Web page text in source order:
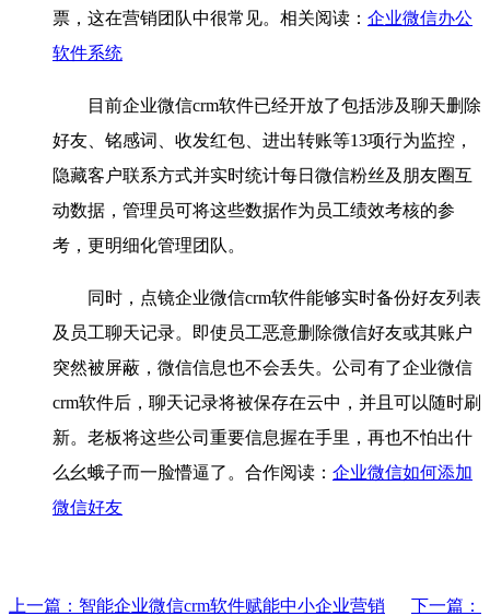
票，这在营销团队中很常见。相关阅读： 企业微信办公
软件系统
目前企业微信crm软件已经开放了包括涉及聊天删除
好友、铭感词、收发红包、进出转账等13项行为监控，
隐藏客户联系方式并实时统计每日微信粉丝及朋友圈互
动数据，管理员可将这些数据作为员工绩效考核的参
考，更明细化管理团队。
同时，点镜企业微信crm软件能够实时备份好友列表
及员工聊天记录。即使员工恶意删除微信好友或其账户
突然被屏蔽，微信信息也不会丢失。公司有了企业微信
crm软件后，聊天记录将被保存在云中，并且可以随时刷
新。老板将这些公司重要信息握在手里，再也不怕出什
么幺蛾子而一脸懵逼了。合作阅读： 企业微信如何添加
微信好友
上一篇：智能企业微信crm软件赋能中小企业营销 下一篇：